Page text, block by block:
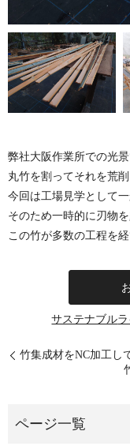
弊社大阪作業所での光景
丸竹を割ってそれを荒削
今回は工場見学として
そのため一時的に刃物
この竹が多数の工程を
サステナブルラ
竹集成材をNC加工し